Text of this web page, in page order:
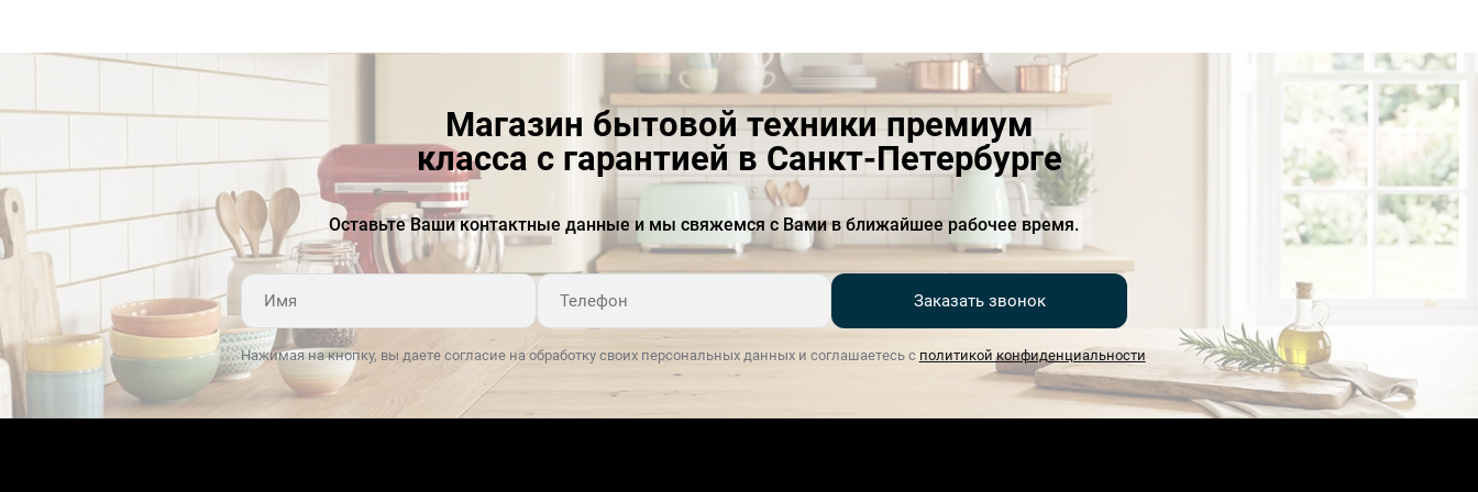
контролировать количество и крепость —
от экстра сильного до экстра легкого. Выбрать
наиболее подходящий вариант приготовления
стеклянной сенсорной панели управления,
которая мгновенно реагирует на ваше
прикосновение. Вся необходимая информация
демонстрируется на современном
жидкокристаллическом TFT-дисплее с яркой
подсветкой.
Данная модель прекрасно подойдет для
большой семьи — объем резервуара составляет
один литр, чего хватает сразу на пять порций.
Трехуровневая платформа, регулируемая
Материал панели
управления
стекло
Напряжение, В 220-240
LED
Размер ниши для
встраивания, см (ВхШхГ)
45х56х58
Регулировка крепости кофе
экстра-сильный сильный
легкий
Регулировка температуры
кофе
Магазин бытовой техники премиум
класса с гарантией в Санкт-Петербурге
Оставьте Ваши контактные данные и мы свяжемся с Вами в ближайшее рабочее время.
Заказать звонок
Нажимая на кнопку, вы даете согласие на обработку своих персональных данных и соглашаетесь с политикой конфиденциальности